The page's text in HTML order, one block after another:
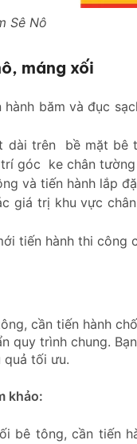
Sê Nô
máng xối
băm và đục
dài trên bề mặt bê
góc ke chân
và tiến hành lắp
giá trị khu vực
tiến hành thi công
cần tiến hành
quy trình chung.
tối ưu.
khảo:
bê tông, cần tiến